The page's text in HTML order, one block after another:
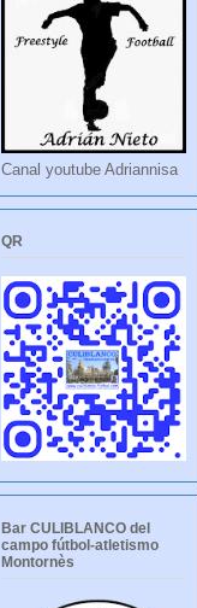
Canal youtube Adriannisa
QR
Bar CULIBLANCO del
campo fútbol-atletismo
Montornès